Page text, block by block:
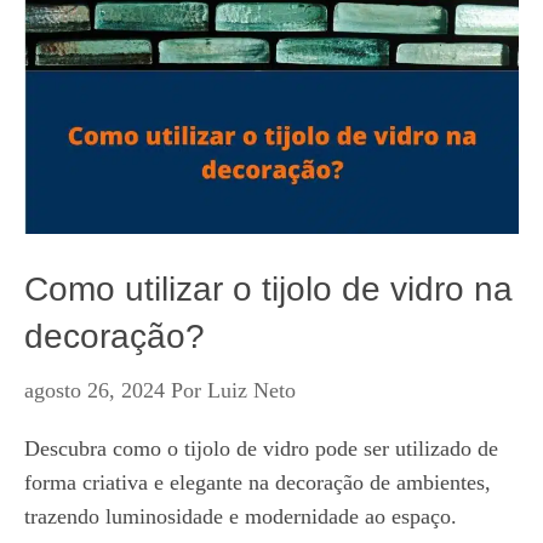
Como utilizar o tijolo de vidro na
decoração?
agosto 26, 2024 Por Luiz Neto
Descubra como o tijolo de vidro pode ser utilizado de
forma criativa e elegante na decoração de ambientes,
trazendo luminosidade e modernidade ao espaço.